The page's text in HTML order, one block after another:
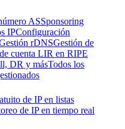
ASSponsoring
IPConfiguración
rDNSGestión de
cuenta LIR en RIPE
DR y másTodos los
de IP en listas
de IP en tiempo real